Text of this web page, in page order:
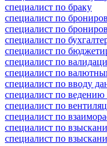
специалист по браку
специалист по
специалист по
специалист по
специалист по
специалист по
специалист по
специалист по вводу
специалист по ведению
специалист по
специалист по
специалист по
специалист по